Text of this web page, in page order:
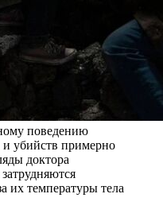
поведению
и убийств примерно
доктора
их температуры тела